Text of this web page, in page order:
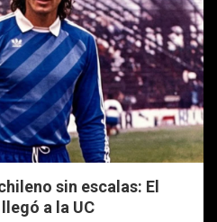
sin escalas: El
a la UC